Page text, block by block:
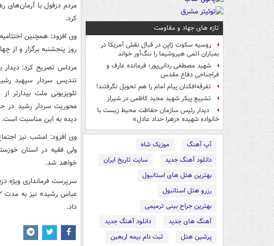
تازه های جهاد و مقاومت
روسیه سکوت ژاپن در قبال نقش آمریکا در
بمباران اتمی هیروشیما را ننگ‌آور خواند
شهید مصطفی ردانی‌پور؛ فرمانده عارف و
فراجناحی دفاع مقدس
تفرقه‌افکنان پیام امام را هم تحویل نگرفتند!
تشییع پیکر شهید مجید کاظمی در شیراز
‌ دیدار رئیس سازمان حفاظت محیط زیست با
خانواده شهیده «زهرا حداد عادل»
آپ آهنگ
موزیک شاه
دانلود آهنگ جدید
سایت تاریخ ایران
بهترین هتل های استانبول
رزرو هتل استانبول
بهترین جراح بینی ترمیمی
آهنگ های جدید
دانلود آهنگ جدید
پرشین هتل
ثبت نام بیمه اربعین
کرد.
وی افزود: همچنین
روز پنجشنبه برگزار و از
تندیس سردار سپهبد
محوریت سردار رشید در
دیده به این مناسبت است.
وی افزود: امشب نیز
خواهد شد.
سرپرست فرمانداری ویژه
داد.